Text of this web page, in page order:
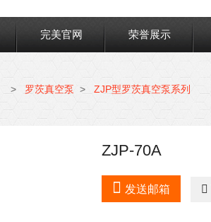
完美官网 荣誉展示
> 罗茨真空泵 > ZJP型罗茨真空泵系列
ZJP-70A
 发送邮箱 